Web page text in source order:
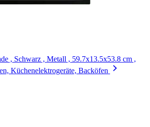
, Schwarz , Metall , 59.7x13.5x53.8 cm ,
Küchenelektrogeräte, Backöfen